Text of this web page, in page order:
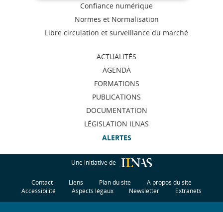
navigation
Confiance numérique
Normes et Normalisation
Libre circulation et surveillance du marché
ACTUALITÉS
AGENDA
FORMATIONS
PUBLICATIONS
DOCUMENTATION
LÉGISLATION ILNAS
ALERTES
Une initiative de
Contact Liens Plan du site
A propos du site
Accessibilité
Aspects légaux Newsletter Extranets